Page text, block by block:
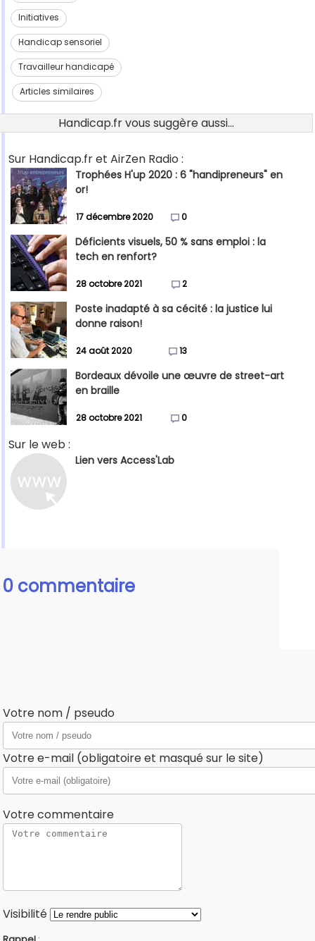
Initiatives
Handicap sensoriel
Travailleur handicapé
Articles similaires
Handicap.fr vous suggère aussi...
Sur Handicap.fr et AirZen Radio :
Trophées H'up 2020 : 6 "handipreneurs" en
or!
17 décembre 2020 0
Déficients visuels, 50 % sans emploi : la
tech en renfort?
28 octobre 2021 2
Poste inadapté à sa cécité : la justice lui
donne raison!
24 août 2020 13
Bordeaux dévoile une œuvre de street-art
en braille
28 octobre 2021 0
Sur le web :
Lien vers Access'Lab
0 commentaire
Votre nom / pseudo
Votre e-mail (obligatoire et masqué sur le site)
Votre commentaire
Visibilité